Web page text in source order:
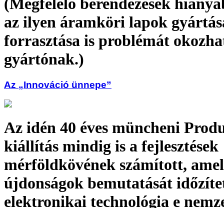
az ilyen áramköri lapok
forrasztása is problémát
gyártónak.)
Az „Innováció ünnepe”
Az idén 40 éves müncheni
kiállítás mindig is a fejlesztések
mérföldkövének számított,
újdonságok bemutatását
elektronikai technológia e